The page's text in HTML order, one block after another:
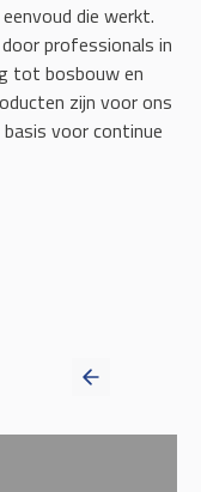
die werkt.
professionals in
tot bosbouw en
zijn voor ons
voor continue